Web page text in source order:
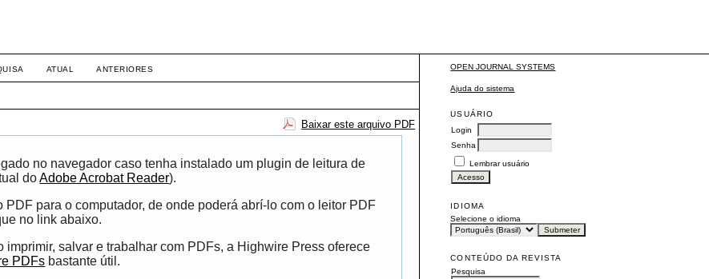
OPEN JOURNAL SYSTEMS
Ajuda do sistema
USUÁRIO
Login
Senha
Lembrar usuário
IDIOMA
Selecione o idioma
CONTEÚDO DA REVISTA
Pesquisa
ATUAL ANTERIORES
Baixar este arquivo PDF
no navegador caso tenha instalado um plugin de leitura de
doAdobe Acrobat Reader).
para o computador, de onde poderá abrí-lo com o leitor PDF
no link abaixo.
salvar e trabalhar com PDFs, a Highwire Press oferece
PDFs bastante útil.